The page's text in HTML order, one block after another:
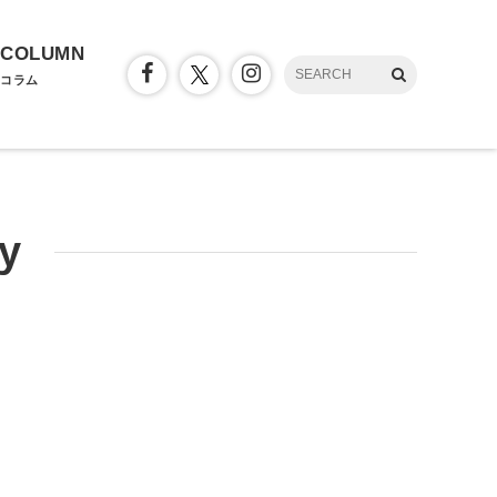
COLUMN
コラム